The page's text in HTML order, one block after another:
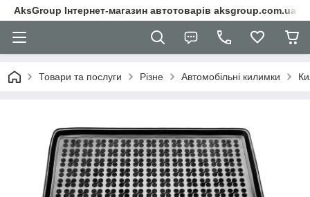
AksGroup Інтернет-магазин автотоварів aksgroup.com.ua
Товари та послуги Різне Автомобільні килимки